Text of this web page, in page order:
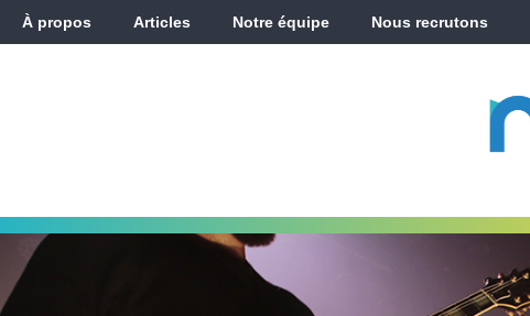
À propos Articles Notre équipe Nous recrutons